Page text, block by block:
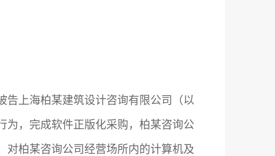
上海柏某建筑设计咨询有限公司（以
为，完成软件正版化采购，柏某咨询公
对柏某咨询公司经营场所内的计算机及